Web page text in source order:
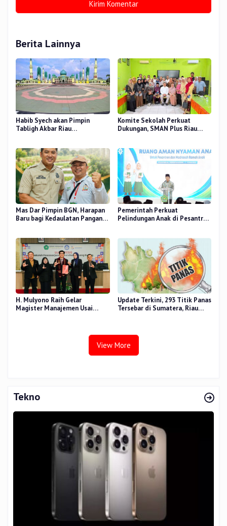
Berita Lainnya
Habib Syech akan Pimpin
Tabligh Akbar Riau
Komite Sekolah Perkuat
Dukungan, SMAN Plus Riau
Mas Dar Pimpin BGN, Harapan
Baru bagi Kedaulatan Pangan
Pemerintah Perkuat
Pelindungan Anak di Pesantren
H. Mulyono Raih Gelar
Magister Manajemen Usai
Update Terkini, 293 Titik Panas
Tersebar di Sumatera, Riau
View More
Tekno